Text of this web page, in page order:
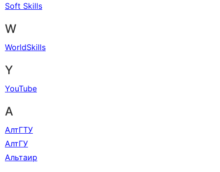
Soft Skills
W
WorldSkills
Y
YouTube
А
АлтГТУ
АлтГУ
Альтаир